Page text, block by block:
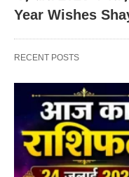
Year Wishes
RECENT POSTS